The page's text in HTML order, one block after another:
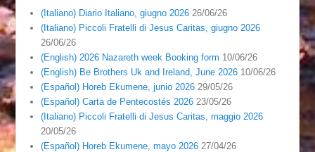
(Italiano) Diario Italiano, giugno 2026 26/06/26
(Italiano) Piccoli Fratelli di Jesus Caritas, giugno 2026
26/06/26
(English) 2026 Nazareth week Booking form 10/06/26
(English) Be Brothers Uk and Ireland, June 2026 10/06/26
(Español) Horeb Ekumene, junio 2026 29/05/26
(Español) Carta de Pentecostés 2026 23/05/26
(Italiano) Piccoli Fratelli di Jesus Caritas, maggio 2026
20/05/26
(Español) Horeb Ekumene, mayo 2026 27/04/26